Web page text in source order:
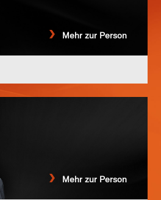
Mehr zur Person
Mehr zur Person